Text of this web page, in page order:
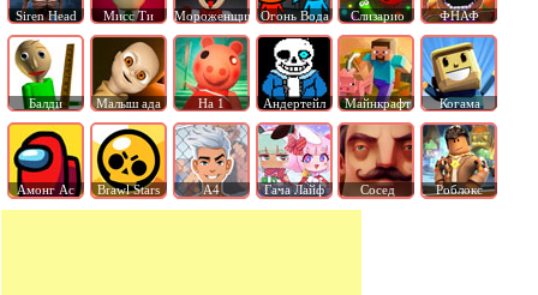
Siren Head Мисс Ти Мороженщик Огонь Вода Слизарио ФНАФ
Балди Малыш ада На 1 Андертейл Майнкрафт Когама
Амонг Ас Brawl Stars А4 Гача Лайф Сосед Роблокс